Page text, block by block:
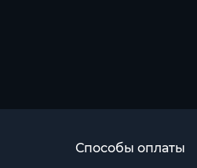
Способы оплаты